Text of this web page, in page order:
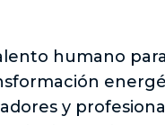
humano
y